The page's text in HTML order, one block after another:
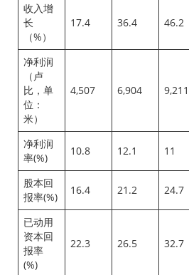
收入增
长
（%）
17.4 36.4 46.2
净利润
（卢
比，单
位：
米）
4,507 6,904 9,211
净利润
率(%)
10.8 12.1 11
股本回
报率(%)
16.4 21.2 24.7
已动用
资本回
报率
(%)
22.3 26.5 32.7